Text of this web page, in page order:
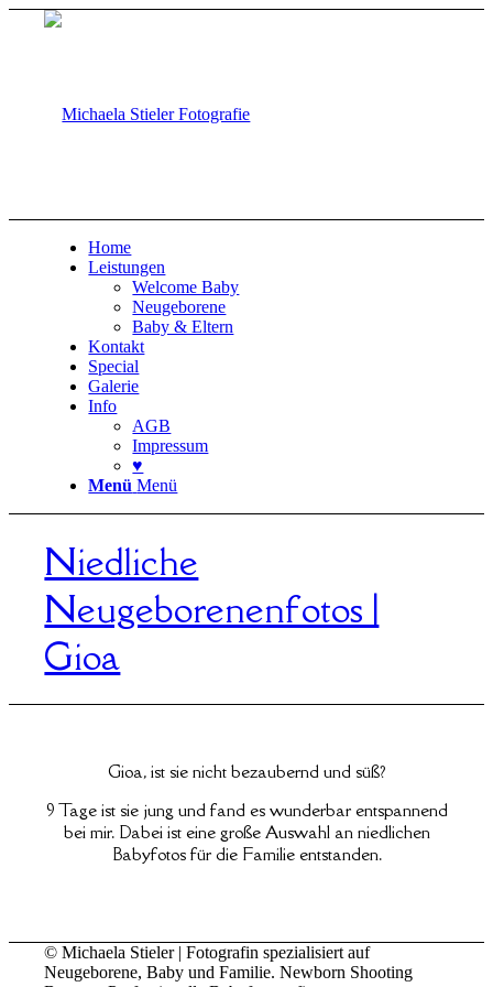
Home
Leistungen
Welcome Baby
Neugeborene
Baby & Eltern
Kontakt
Special
Galerie
Info
AGB
Impressum
♥
Menü Menü
Niedliche
Neugeborenenfotos |
Gioa
Gioa, ist sie nicht bezaubernd und süß?
9 Tage ist sie jung und fand es wunderbar entspannend
bei mir. Dabei ist eine große Auswahl an niedlichen
Babyfotos für die Familie entstanden.
© Michaela Stieler | Fotografin spezialisiert auf
Neugeborene, Baby und Familie. Newborn Shooting